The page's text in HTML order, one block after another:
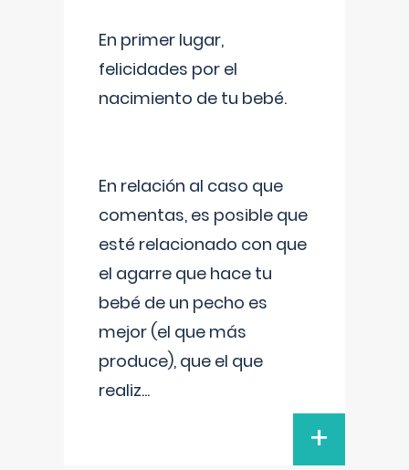
En primer lugar,
felicidades por el
nacimiento de tu bebé.
En relación al caso que
comentas, es posible que
esté relacionado con que
el agarre que hace tu
bebé de un pecho es
mejor (el que más
produce), que el que
realiz...
+